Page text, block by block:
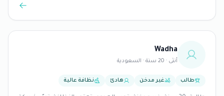
Wadha
أنثى · 20 سنة · السعودية
طالب غير مدخن هادئ نظافة عالية